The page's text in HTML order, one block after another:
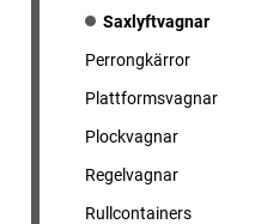
Saxlyftvagnar
Perrongkärror
Plattformsvagnar
Plockvagnar
Regelvagnar
Rullcontainers